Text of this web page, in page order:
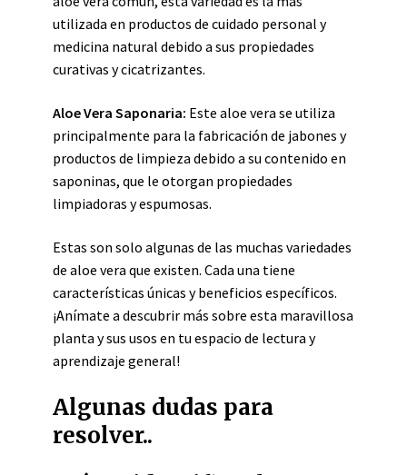
utilizada en productos de cuidado personal y
medicina natural debido a sus propiedades
curativas y cicatrizantes.
Aloe Vera Saponaria: Este aloe vera se utiliza
principalmente para la fabricación de jabones y
productos de limpieza debido a su contenido en
saponinas, que le otorgan propiedades
limpiadoras y espumosas.
Estas son solo algunas de las muchas variedades
de aloe vera que existen. Cada una tiene
características únicas y beneficios específicos.
¡Anímate a descubrir más sobre esta maravillosa
planta y sus usos en tu espacio de lectura y
aprendizaje general!
Algunas dudas para
resolver..